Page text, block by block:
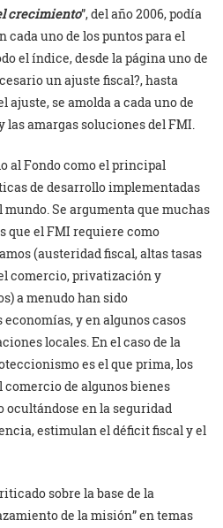
crecimiento”, del año 2006, podía
uno de los puntos para el
el índice, desde la página uno de
un ajuste fiscal?, hasta
ajuste, se amolda a cada uno de
las amargas soluciones del FMI.
al Fondo como el principal
de desarrollo implementadas
mundo. Se argumenta que muchas
que el FMI requiere como
(austeridad fiscal, altas tasas
comercio, privatización y
a menudo han sido
y en algunos casos
locales. En el caso de la
es el que prima, los
de algunos bienes
ocultándose en la seguridad
estimulan el déficit fiscal y el
sobre la base de la
de la misión” en temas